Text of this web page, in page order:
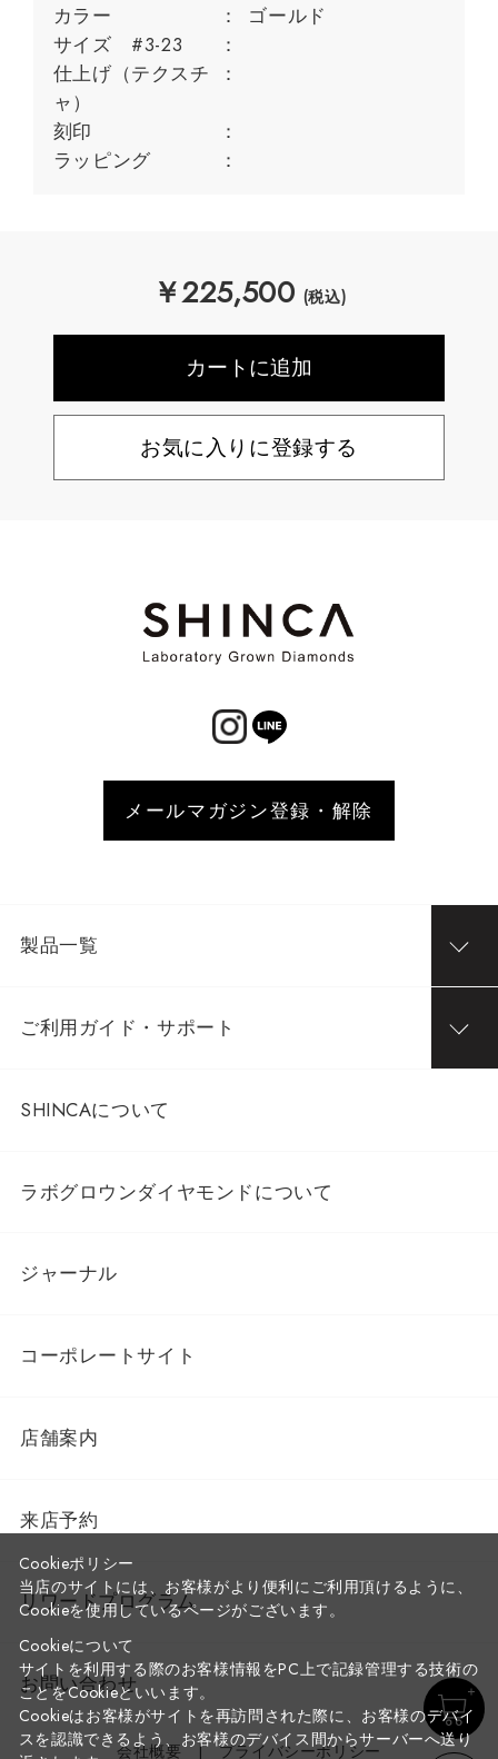
カラー
ゴールド
サイズ #3-23
仕上げ（テクスチ
ャ）
刻印
ラッピング
￥225,500 (税込)
お気に入りに登録する
メールマガジン登録・解除
製品一覧
ご利用ガイド・サポート
SHINCAについて
ラボグロウンダイヤモンドについて
ジャーナル
コーポレートサイト
店舗案内
来店予約
リワードプログラム
お問い合わせ
会社概要 プライバシーポリシー
Cookieポリシー
当店のサイトには、お客様がより便利にご利用頂けるように、
Cookieを使用しているページがございます。
Cookieについて
サイトを利用する際のお客様情報をPC上で記録管理する技術の
ことをCookieといいます。
Cookieはお客様がサイトを再訪問された際に、お客様のデバイ
スを認識できるよう、お客様のデバイス間からサーバーへ送り